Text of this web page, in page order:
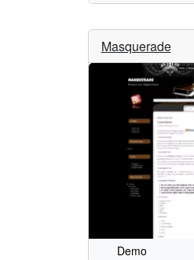
Masquerade
Demo